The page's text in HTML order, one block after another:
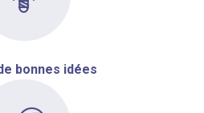
bonnes idées